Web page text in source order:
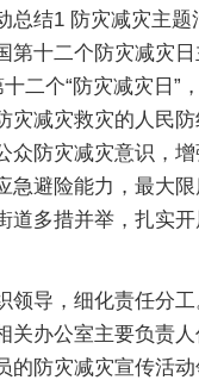
总结1
第十二个防灾减灾
二个“防灾减灾日”
灾减灾救灾的人民
众防灾减灾意识，增
急避险能力，最大
道多措并举，扎实
领导，细化责任分
关办公室主要负责
的防灾减灾宣传活
防灾减灾主题